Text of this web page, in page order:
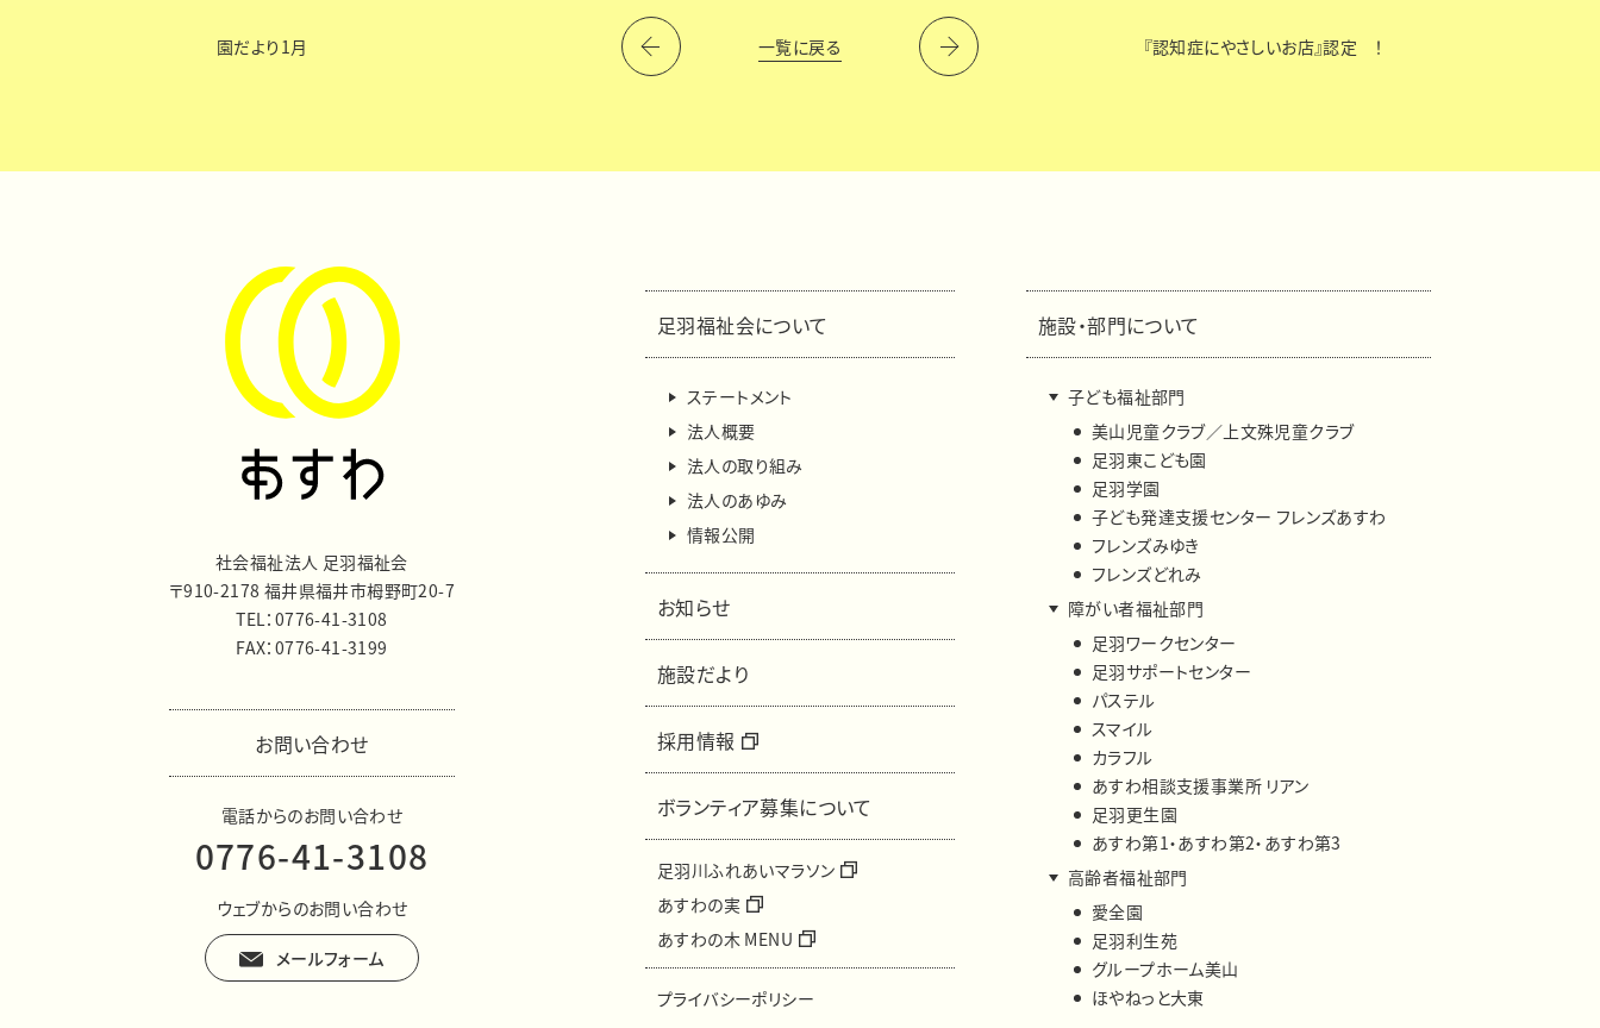
園だより1月 一覧に戻る 『認知症にやさしいお店』認定 ！
社会福祉法人 足羽福祉会
〒910-2178 福井県福井市栂野町20-7
TEL：0776-41-3108
FAX：0776-41-3199
お問い合わせ
電話からのお問い合わせ
0776-41-3108
ウェブからのお問い合わせ
メールフォーム
足羽福祉会について
ステートメント
法人概要
法人の取り組み
法人のあゆみ
情報公開
お知らせ
施設だより
採用情報
ボランティア募集について
足羽川ふれあいマラソン
あすわの実
あすわの木 MENU
プライバシーポリシー
施設・部門について
子ども福祉部門
美山児童クラブ／上文殊児童クラブ
足羽東こども園
足羽学園
子ども発達支援センター フレンズあすわ
フレンズみゆき
フレンズどれみ
障がい者福祉部門
足羽ワークセンター
足羽サポートセンター
パステル
スマイル
カラフル
あすわ相談支援事業所 リアン
足羽更生園
あすわ第1・あすわ第2・あすわ第3
高齢者福祉部門
愛全園
足羽利生苑
グループホーム美山
ほやねっと大東